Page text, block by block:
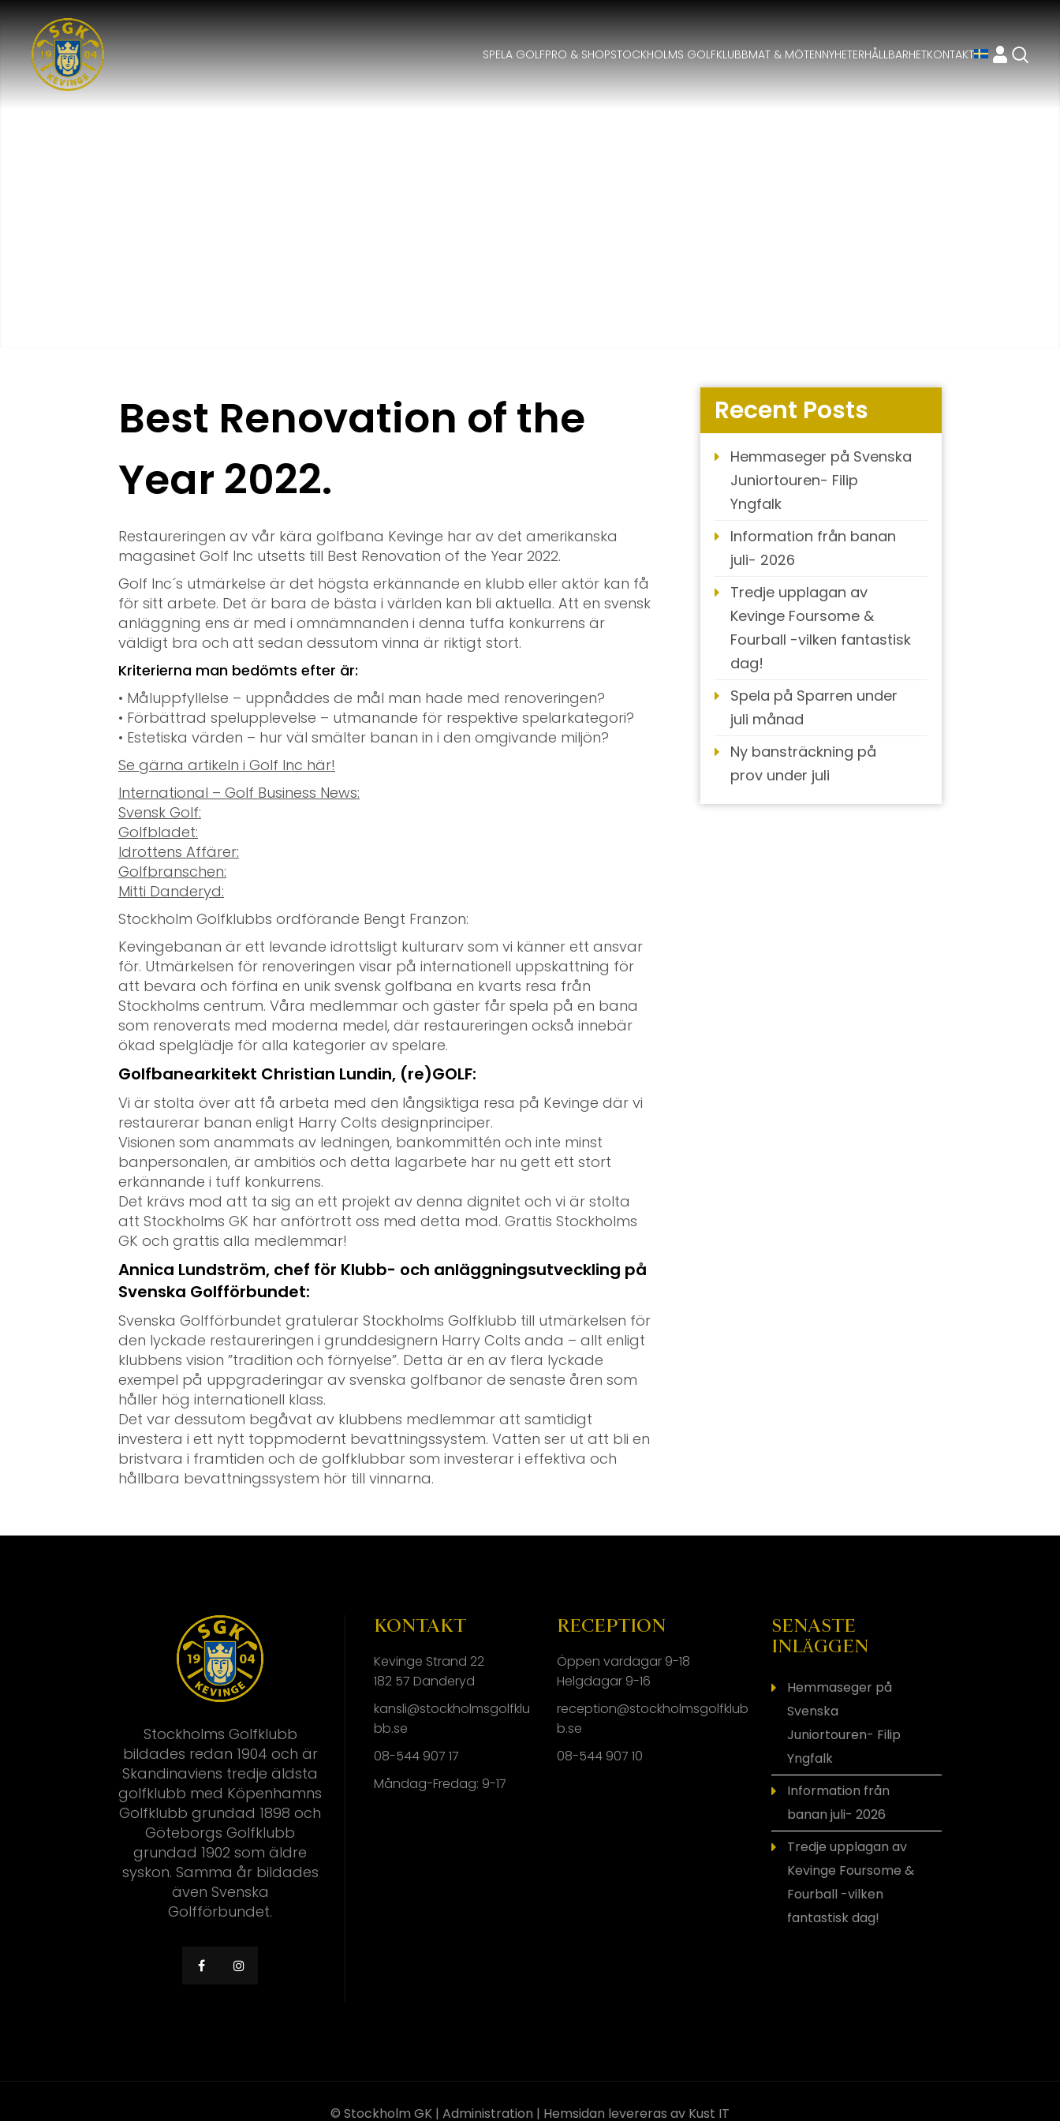
SPELA GOLFPRO & SHOPSTOCKHOLMS GOLFKLUBBMAT & MÖTENNYHETERHÅLLBARHETKONTAKT
Best Renovation of the
Year 2022.
Restaureringen av vår kära golfbana Kevinge har av det amerikanska
magasinet Golf Inc utsetts till Best Renovation of the Year 2022.
Golf Inc´s utmärkelse är det högsta erkännande en klubb eller aktör kan få
för sitt arbete. Det är bara de bästa i världen kan bli aktuella. Att en svensk
anläggning ens är med i omnämnanden i denna tuffa konkurrens är
väldigt bra och att sedan dessutom vinna är riktigt stort.
Kriterierna man bedömts efter är:
• Måluppfyllelse – uppnåddes de mål man hade med renoveringen?
• Förbättrad spelupplevelse – utmanande för respektive spelarkategori?
• Estetiska värden – hur väl smälter banan in i den omgivande miljön?
Se gärna artikeln i Golf Inc här!
International – Golf Business News:
Svensk Golf:
Golfbladet:
Idrottens Affärer:
Golfbranschen:
Mitti Danderyd:
Stockholm Golfklubbs ordförande Bengt Franzon:
Kevingebanan är ett levande idrottsligt kulturarv som vi känner ett ansvar
för. Utmärkelsen för renoveringen visar på internationell uppskattning för
att bevara och förfina en unik svensk golfbana en kvarts resa från
Stockholms centrum. Våra medlemmar och gäster får spela på en bana
som renoverats med moderna medel, där restaureringen också innebär
ökad spelglädje för alla kategorier av spelare.
Golfbanearkitekt Christian Lundin, (re)GOLF:
Vi är stolta över att få arbeta med den långsiktiga resa på Kevinge där vi
restaurerar banan enligt Harry Colts designprinciper.
Visionen som anammats av ledningen, bankommittén och inte minst
banpersonalen, är ambitiös och detta lagarbete har nu gett ett stort
erkännande i tuff konkurrens.
Det krävs mod att ta sig an ett projekt av denna dignitet och vi är stolta
att Stockholms GK har anförtrott oss med detta mod. Grattis Stockholms
GK och grattis alla medlemmar!
Annica Lundström, chef för Klubb- och anläggningsutveckling på
Svenska Golfförbundet:
Svenska Golfförbundet gratulerar Stockholms Golfklubb till utmärkelsen för
den lyckade restaureringen i grunddesignern Harry Colts anda – allt enligt
klubbens vision ”tradition och förnyelse”. Detta är en av flera lyckade
exempel på uppgraderingar av svenska golfbanor de senaste åren som
håller hög internationell klass.
Det var dessutom begåvat av klubbens medlemmar att samtidigt
investera i ett nytt toppmodernt bevattningssystem. Vatten ser ut att bli en
bristvara i framtiden och de golfklubbar som investerar i effektiva och
hållbara bevattningssystem hör till vinnarna.
Recent Posts
Hemmaseger på Svenska
Juniortouren- Filip
Yngfalk
Information från banan
juli- 2026
Tredje upplagan av
Kevinge Foursome &
Fourball -vilken fantastisk
dag!
Spela på Sparren under
juli månad
Ny bansträckning på
prov under juli
Stockholms Golfklubb
bildades redan 1904 och är
Skandinaviens tredje äldsta
golfklubb med Köpenhamns
Golfklubb grundad 1898 och
Göteborgs Golfklubb
grundad 1902 som äldre
syskon. Samma år bildades
även Svenska
Golfförbundet.
KONTAKT
Kevinge Strand 22
182 57 Danderyd
kansli@stockholmsgolfklu
bb.se
08-544 907 17
Måndag-Fredag: 9-17
RECEPTION
Öppen vardagar 9-18
Helgdagar 9-16
reception@stockholmsgolfklub
b.se
08-544 907 10
SENASTE
INLÄGGEN
Hemmaseger på
Svenska
Juniortouren- Filip
Yngfalk
Information från
banan juli- 2026
Tredje upplagan av
Kevinge Foursome &
Fourball -vilken
fantastisk dag!
© Stockholm GK | Administration | Hemsidan levereras av Kust IT